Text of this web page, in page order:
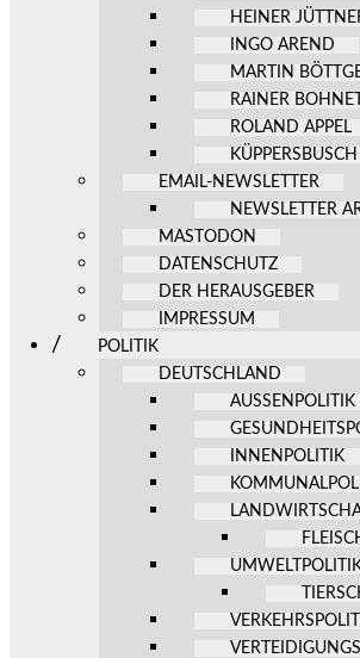
HEINER
INGO AREND
MARTIN
RAINER BOHNET
ROLAND APPEL
EMAIL-NEWSLETTER
NEWSLETTER
MASTODON
DATENSCHUTZ
DER HERAUSGEBER
IMPRESSUM
POLITIK
DEUTSCHLAND
AUSSENPOLITIK
INNENPOLITIK